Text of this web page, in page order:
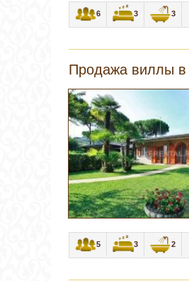
6 3 3
Продажа виллы
5 3 2